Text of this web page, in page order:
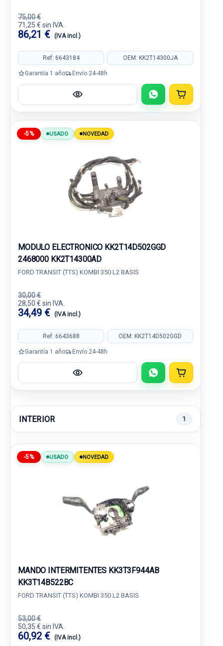
75,00 €
71,25 € sin IVA.
86,21 € (IVA incl.)
Ref: 6643184 OEM: KK2T14300JA
Garantía 1 año Envío 24-48h
-5% USADO NOVEDAD
MODULO ELECTRONICO KK2T14D502GGD
2468000 KK2T14300AD
FORD TRANSIT (TTS) KOMBI 350 L2 BASIS
30,00 €
28,50 € sin IVA.
34,49 € (IVA incl.)
Ref: 6643688 OEM: KK2T14D502GGD
Garantía 1 año Envío 24-48h
INTERIOR 1
-5% USADO NOVEDAD
MANDO INTERMITENTES KK3T3F944AB
KK3T14B522BC
FORD TRANSIT (TTS) KOMBI 350 L2 BASIS
53,00 €
50,35 € sin IVA.
60,92 € (IVA incl.)